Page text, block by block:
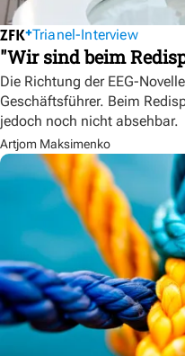
Trianel-Interview
"Wir sind beim
Die Richtung der EEG-
Geschäftsführer. Beim
jedoch noch nicht absehbar.
Artjom Maksimenko